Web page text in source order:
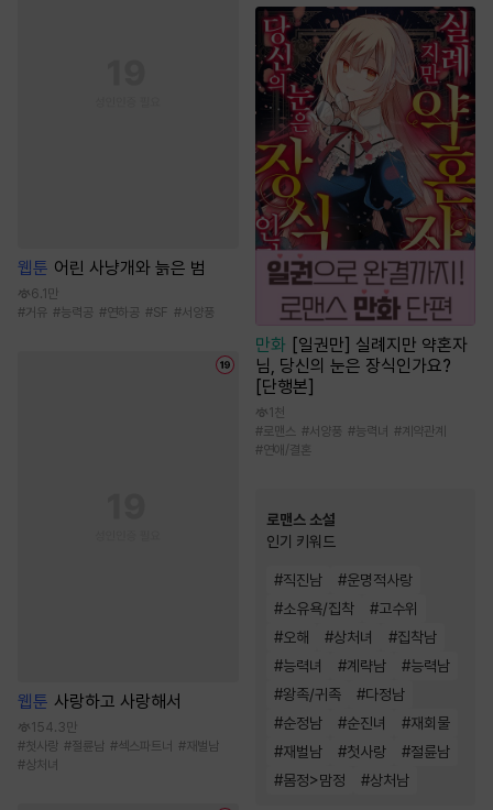
웹툰 어린 사냥개와 늙은 범
6.1만
#거유 #능력공 #연하공 #SF #서양풍
웹툰 사랑하고 사랑해서
154.3만
#첫사랑 #절륜남 #섹스파트너 # 재벌남
#상처녀
만화 [일권만] 실례지만 약혼자
님, 당신의 눈은 장식인가요?
[단행본]
1천
#로맨스 #서양풍 #능력녀 #계약관계
#연애/결혼
로맨스 소설
인기 키워드
#직진남 #운명적사랑
#소유욕/집착 #고수위
#오해 #상처녀 #집착남
#능력녀 #계략남 #능력남
#왕족/귀족 #다정남
#순정남 #순진녀 #재회물
#재벌남 #첫사랑 #절륜남
#몸정>맘정 #상처남